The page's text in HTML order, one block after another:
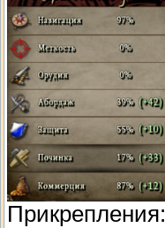
Прикрепления: